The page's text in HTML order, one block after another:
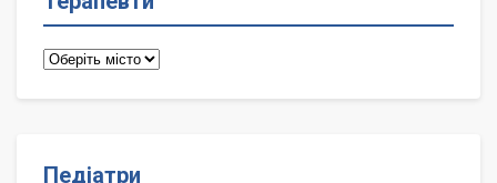
Терапевти
Педіатри